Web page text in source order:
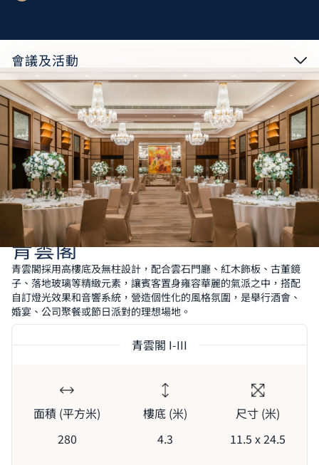
會議及活動
青雲閣
青雲閣採用高樓底及無柱設計，配合雲石門廳、紅木飾板、古董鏡
子、落地玻璃等精緻元素，讓賓客置身雍容華麗的氣派之中，搭配
自訂燈光效果和音響系統，營造個性化的風格氛圍，是舉行酒會、
婚宴、公司聚餐或節日派對的理想場地。
青雲閣 I-III
面積 (平方米)
280
樓底 (米)
4.3
尺寸 (米)
11.5 x 24.5